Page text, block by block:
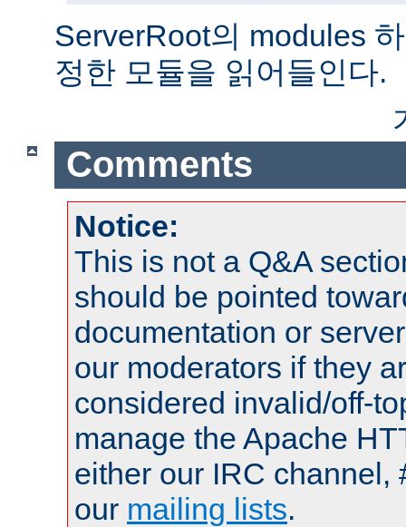
ServerRoot의 modules
정한 모듈을 읽어들인다.
Comments
Notice:
This is not a Q&A
should be pointed
documentation or
our moderators if they
considered invalid/off-
manage the Apache
either our IRC channel,
our mailing lists.